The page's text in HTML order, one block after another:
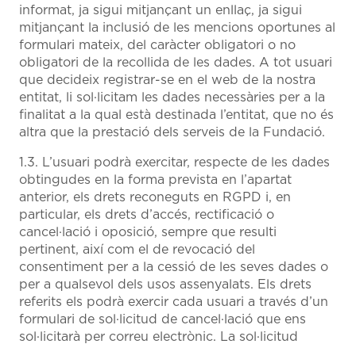
informat, ja sigui mitjançant un enllaç, ja sigui
mitjançant la inclusió de les mencions oportunes al
formulari mateix, del caràcter obligatori o no
obligatori de la recollida de les dades. A tot usuari
que decideix registrar-se en el web de la nostra
entitat, li sol·licitam les dades necessàries per a la
finalitat a la qual està destinada l’entitat, que no és
altra que la prestació dels serveis de la Fundació.
1.3. L’usuari podrà exercitar, respecte de les dades
obtingudes en la forma prevista en l’apartat
anterior, els drets reconeguts en RGPD i, en
particular, els drets d’accés, rectificació o
cancel·lació i oposició, sempre que resulti
pertinent, així com el de revocació del
consentiment per a la cessió de les seves dades o
per a qualsevol dels usos assenyalats. Els drets
referits els podrà exercir cada usuari a través d’un
formulari de sol·licitud de cancel·lació que ens
sol·licitarà per correu electrònic. La sol·licitud